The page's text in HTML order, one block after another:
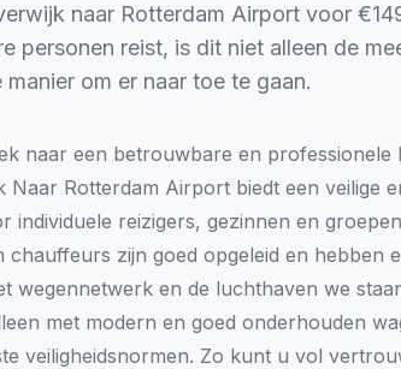
naar Rotterdam Airport voor
personen reist, is dit niet alleen de
om er naar toe te gaan.
naar een betrouwbare en professionele
Naar Rotterdam Airport biedt een veilige
individuele reizigers, gezinnen en
chauffeurs zijn goed opgeleid en hebben
wegennetwerk en de luchthaven we
met modern en goed onderhouden
veiligheidsnormen. Zo kunt u vol